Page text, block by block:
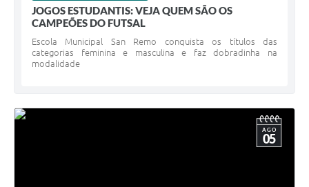
JOGOS ESTUDANTIS: VEJA QUEM SÃO OS
CAMPEÕES DO FUTSAL
Escola Municipal San Remo conquista os títulos das
categorias feminina e masculina e faz dobradinha na
modalidade
AGO
05